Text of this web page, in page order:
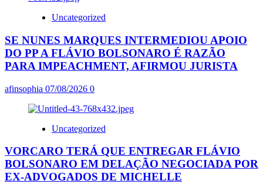
Uncategorized
SE NUNES MARQUES INTERMEDIOU APOIO
DO PP A FLÁVIO BOLSONARO É RAZÃO
PARA IMPEACHMENT, AFIRMOU JURISTA
afinsophia 07/08/2026 0
Uncategorized
VORCARO TERÁ QUE ENTREGAR FLÁVIO
BOLSONARO EM DELAÇÃO NEGOCIADA POR
EX-ADVOGADOS DE MICHELLE